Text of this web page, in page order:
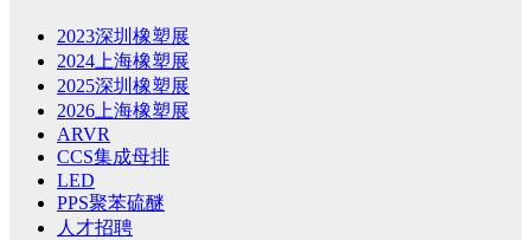
2023深圳橡塑展
2024上海橡塑展
2025深圳橡塑展
2026上海橡塑展
ARVR
CCS集成母排
LED
PPS聚苯硫醚
人才招聘